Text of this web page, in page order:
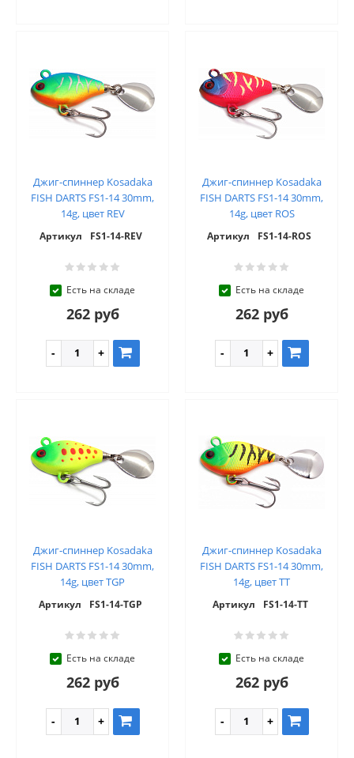
Джиг-спиннер Kosadaka
FISH DARTS FS1-14 30mm,
14g, цвет REV
Артикул FS1-14-REV
Есть на складе
262 руб
Джиг-спиннер Kosadaka
FISH DARTS FS1-14 30mm,
14g, цвет ROS
Артикул FS1-14-ROS
Есть на складе
262 руб
Джиг-спиннер Kosadaka
FISH DARTS FS1-14 30mm,
14g, цвет TGP
Артикул FS1-14-TGP
Есть на складе
262 руб
Джиг-спиннер Kosadaka
FISH DARTS FS1-14 30mm,
14g, цвет TT
Артикул FS1-14-TT
Есть на складе
262 руб